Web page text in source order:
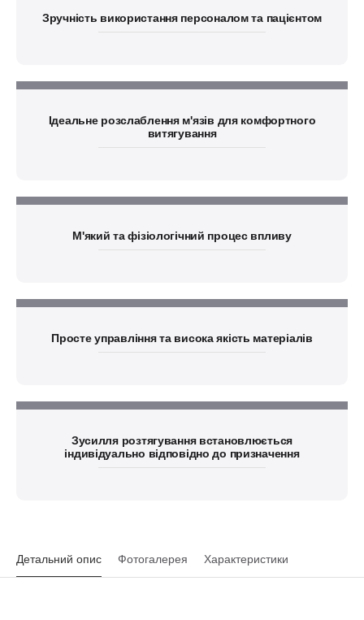
Зручність використання персоналом та пацієнтом
Ідеальне розслаблення м'язів для комфортного
витягування
М'який та фізіологічний процес впливу
Просте управління та висока якість матеріалів
Зусилля розтягування встановлюється
індивідуально відповідно до призначення
Детальний опис Фотогалерея Характеристики